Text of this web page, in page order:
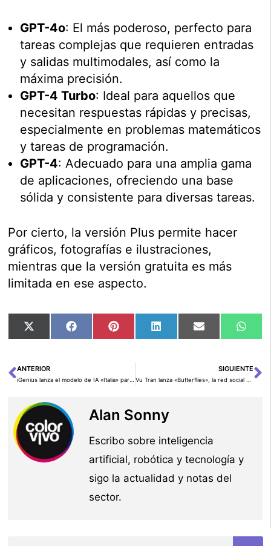
GPT-4o: El más poderoso, perfecto para
tareas complejas que requieren entradas
y salidas multimodales, así como la
máxima precisión.
GPT-4 Turbo: Ideal para aquellos que
necesitan respuestas rápidas y precisas,
especialmente en problemas matemáticos
y tareas de programación.
GPT-4: Adecuado para una amplia gama
de aplicaciones, ofreciendo una base
sólida y consistente para diversas tareas.
Por cierto, la versión Plus permite hacer
gráficos, fotografías e ilustraciones,
mientras que la versión gratuita es más
limitada en ese aspecto.
Compartir
en
X
Compartir
en
FacebookCompartir
en
PinterestCompartir
en
LinkedInCompartir
en
Email
en
Ant
ANTERIOR SIGUIENTE
Alan Sonny
Escribo sobre inteligencia
artificial, robótica y tecnología y
sigo la actualidad y notas del
sector.